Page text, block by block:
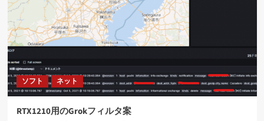
ソフト ネット
RTX1210用のGrokフィルタ案